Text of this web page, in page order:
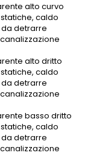
alto curvo
caldo
detrarre
alto dritto
caldo
detrarre
basso dritto
caldo
detrarre